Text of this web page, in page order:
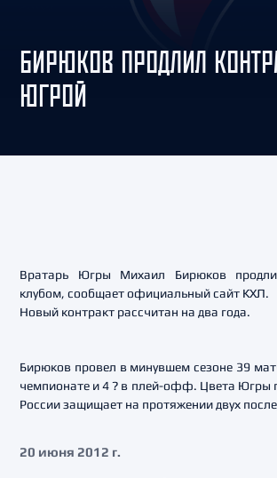
БИРЮКОВ ПРОДЛИЛ
ЮГРОЙ
Вратарь Югры Михаил Бирюков
клубом, сообщает официальный сайт КХЛ.
Новый контракт рассчитан на два года.
Бирюков провел в минувшем сезоне 39
чемпионате и 4 ? в плей-офф. Цвета Югры
России защищает на протяжении двух
20 июня 2012 г.